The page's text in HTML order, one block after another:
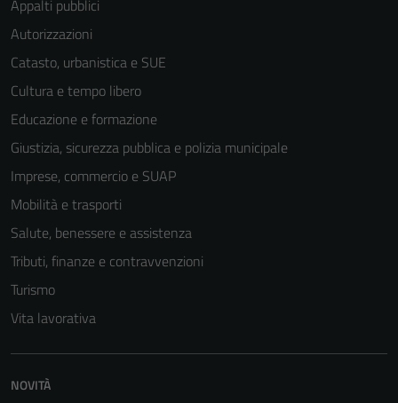
Appalti pubblici
Autorizzazioni
Catasto, urbanistica e SUE
Cultura e tempo libero
Educazione e formazione
Giustizia, sicurezza pubblica e polizia municipale
Imprese, commercio e SUAP
Mobilità e trasporti
Salute, benessere e assistenza
Tributi, finanze e contravvenzioni
Turismo
Vita lavorativa
NOVITÀ